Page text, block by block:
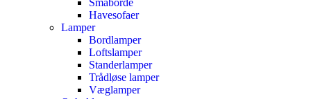
Småborde
Havesofaer
Lamper
Bordlamper
Loftslamper
Standerlamper
Trådløse lamper
Væglamper